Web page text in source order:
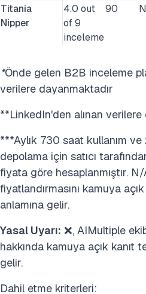
Titania
Nipper
4.0 out
of 9
inceleme
90
*Önde gelen B2B inceleme
verilere dayanmaktadır
**LinkedIn'den alınan
***Aylık 730 saat kullanım
depolama için satıcı
fiyata göre hesaplanmıştır. N/
fiyatlandırmasını kamuya
anlamına gelir.
Yasal Uyarı: ❌, AIMultiple
hakkında kamuya açık kanıt
gelir.
Dahil etme kriterleri: